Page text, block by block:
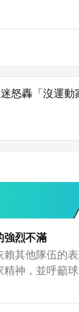
怒轟「沒運
強烈不滿
其他隊伍的
神，並呼籲